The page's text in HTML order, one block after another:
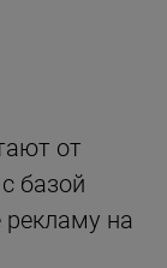
от
базой
рекламу на